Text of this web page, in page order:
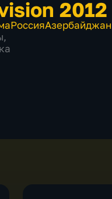
2012
РоссияАзербайджан
,